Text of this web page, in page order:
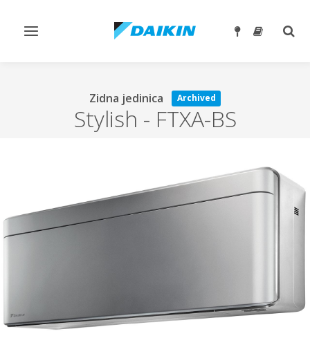
Toggle
Zidna jedinica Archived
Stylish - FTXA-BS